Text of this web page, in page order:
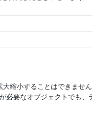
縮小することはできませ
必要なオブジェクトでも、